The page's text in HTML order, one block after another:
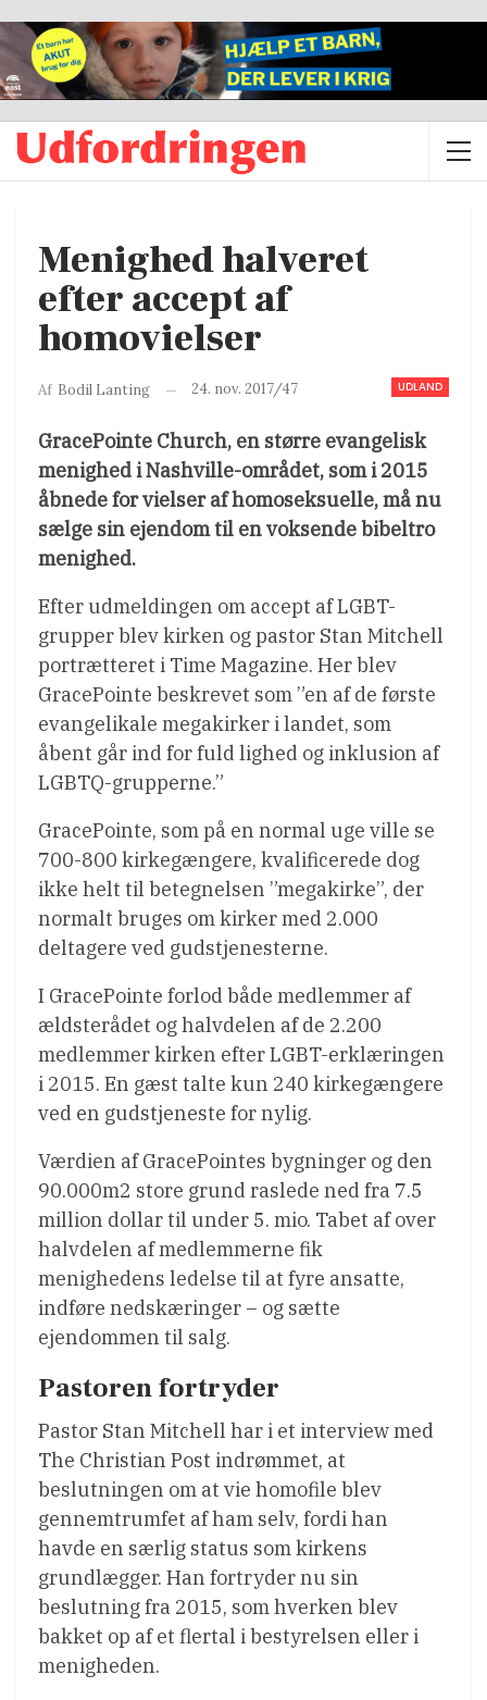
Menighed halveret
efter accept af
homovielser
UDLAND
Af Bodil Lanting 24. nov. 2017/47
GracePointe Church, en større evangelisk
menighed i Nashville-området, som i 2015
åbnede for vielser af homoseksuelle, må nu
sælge sin ejendom til en voksende bibeltro
menighed.
Efter udmeldingen om accept af LGBT-
grupper blev kirken og pastor Stan Mitchell
portrætteret i Time Magazine. Her blev
GracePointe beskrevet som ”en af de første
evangelikale megakirker i landet, som
åbent går ind for fuld lighed og inklusion af
LGBTQ-grupperne.”
GracePointe, som på en normal uge ville se
700-800 kirkegængere, kvalificerede dog
ikke helt til betegnelsen ”megakirke”, der
normalt bruges om kirker med 2.000
deltagere ved gudstjenesterne.
I GracePointe forlod både medlemmer af
ældsterådet og halvdelen af de 2.200
medlemmer kirken efter LGBT-erklæringen
i 2015. En gæst talte kun 240 kirkegængere
ved en gudstjeneste for nylig.
Værdien af GracePointes bygninger og den
90.000m2 store grund raslede ned fra 7.5
million dollar til under 5. mio. Tabet af over
halvdelen af medlemmerne fik
menighedens ledelse til at fyre ansatte,
indføre nedskæringer – og sætte
ejendommen til salg.
Pastoren fortryder
Pastor Stan Mitchell har i et interview med
The Christian Post indrømmet, at
beslutningen om at vie homofile blev
gennemtrumfet af ham selv, fordi han
havde en særlig status som kirkens
grundlægger. Han fortryder nu sin
beslutning fra 2015, som hverken blev
bakket op af et flertal i bestyrelsen eller i
menigheden.